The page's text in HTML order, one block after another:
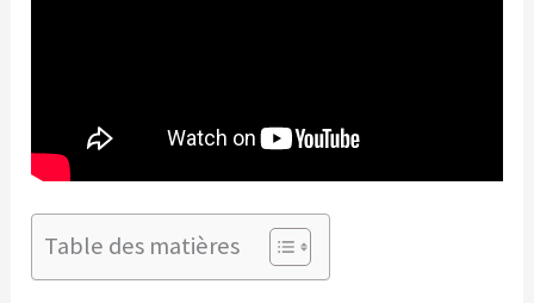
Table des matières